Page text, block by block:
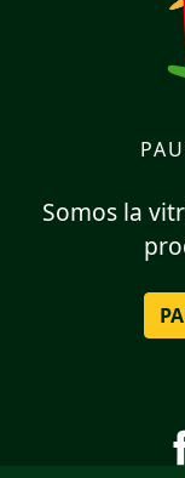
Somos la